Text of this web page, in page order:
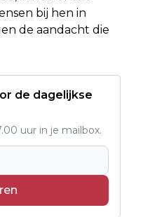
bij hen in
de aandacht die
de dagelijkse
uur in je mailbox.